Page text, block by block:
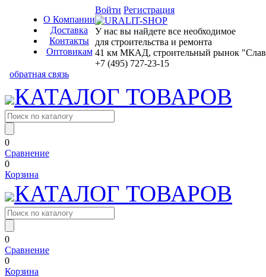
О Компании
Доставка
Контакты
Оптовикам
Войти Регистрация
У нас вы найдете все необходимое
для строительства и ремонта
41 км МКАД, строительный рынок
+7 (495) 727-23-15
обратная связь
КАТАЛОГ ТОВАРОВ
0
Сравнение
0
Корзина
КАТАЛОГ ТОВАРОВ
0
Сравнение
0
Корзина